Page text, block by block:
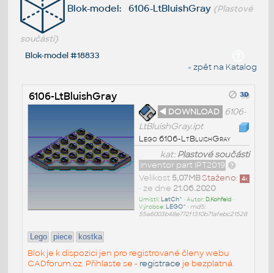
Blok-model: 6106-LtBluishGray (Plastové
součásti)
Blok-model #18833
« zpět na Katalog
6106-LtBluishGray
◄ DOWNLOAD
6106-
LtBluishGray.ipt
Lego 6106-LtBluishGray
kat:Plastové součásti
Inventor part IPT2019
Staženo: 4x
Velikost 5,07MB
• ze dne 21.06.2020
Umístil: LatCh^ • Autor: D.Kohfeld•
Výrobce: LEGO^ • md5:
55a6003b48e772f1310b71afebc21528
Lego piece kostka
Blok je k dispozici jen pro registrované členy webu
CADforum.cz. Přihlaste se - registrace je bezplatná.